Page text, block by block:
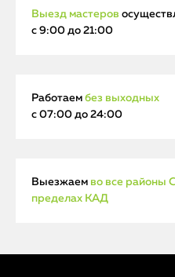
Выезд мастеров
с 9:00 до 21:00
Работаем без выходных
с 07:00 до 24:00
Выезжаем во все районы
пределах КАД